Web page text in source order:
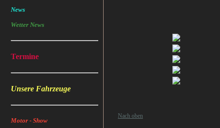
News
Wetter News
Termine
Unsere Fahrzeuge
Motor - Show
Nach oben